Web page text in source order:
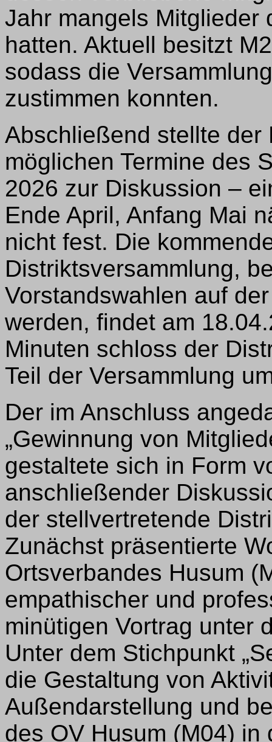
Jahr mangels Mitglieder
hatten. Aktuell besitzt
sodass die
zustimmen konnten.
Abschließend stellte
möglichen Termine des
2026 zur Diskussion –
Ende April, Anfang Mai
nicht fest. Die
Distriktsversammlung,
Vorstandswahlen auf
werden, findet am
Minuten schloss der
Teil der Versammlung
Der im Anschluss
„Gewinnung von
gestaltete sich in Form
anschließender
der stellvertretende
Zunächst präsentierte
Ortsverbandes Husum
empathischer und
minütigen Vortrag unter
Unter dem Stichpunkt
die Gestaltung von
Außendarstellung und
des OV Husum (M04)